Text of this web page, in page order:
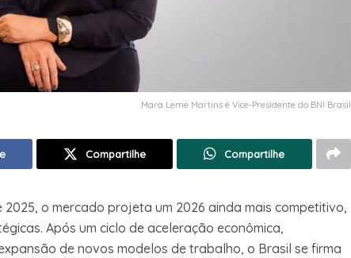
Mara Leme Martins é Vice-Presidente do BNI Brasil
Compartilhe Compartilhe
o mercado projeta um 2026 ainda mais competitivo,
Após um ciclo de aceleração econômica,
de novos modelos de trabalho, o Brasil se firma